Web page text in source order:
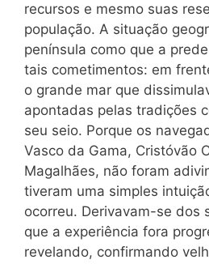
recursos e mesmo suas
população. A situação
península como que a
tais cometimentos: em
o grande mar que
apontadas pelas tradições
seu seio. Porque os
Vasco da Gama, Cristóvão
Magalhães, não foram
tiveram uma simples
ocorreu. Derivavam-se dos
que a experiência fora
revelando, confirmando